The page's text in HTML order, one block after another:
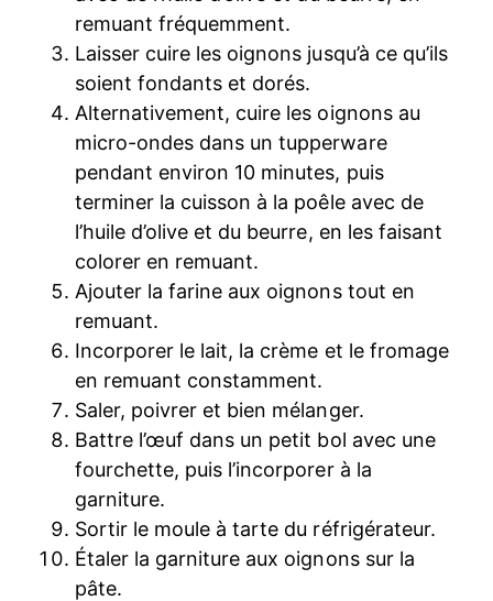
remuant fréquemment.
Laisser cuire les oignons jusqu’à ce qu’ils
soient fondants et dorés.
Alternativement, cuire les oignons au
micro-ondes dans un tupperware
pendant environ 10 minutes, puis
terminer la cuisson à la poêle avec de
l’huile d’olive et du beurre, en les faisant
colorer en remuant.
Ajouter la farine aux oignons tout en
remuant.
Incorporer le lait, la crème et le fromage
en remuant constamment.
Saler, poivrer et bien mélanger.
Battre l’œuf dans un petit bol avec une
fourchette, puis l’incorporer à la
garniture.
Sortir le moule à tarte du réfrigérateur.
Étaler la garniture aux oignons sur la
pâte.